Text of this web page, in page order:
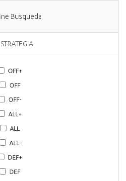
Busqueda
OFF+
OFF
OFF-
ALL+
ALL
ALL-
DEF+
DEF